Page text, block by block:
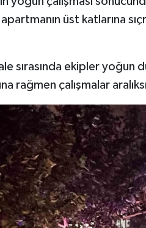
üst katlarına
sırasında ekipler
rağmen çalışmalar